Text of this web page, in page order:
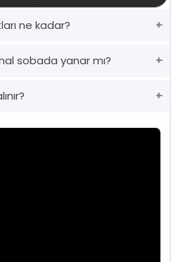
ne kadar?
sobada yanar mı?